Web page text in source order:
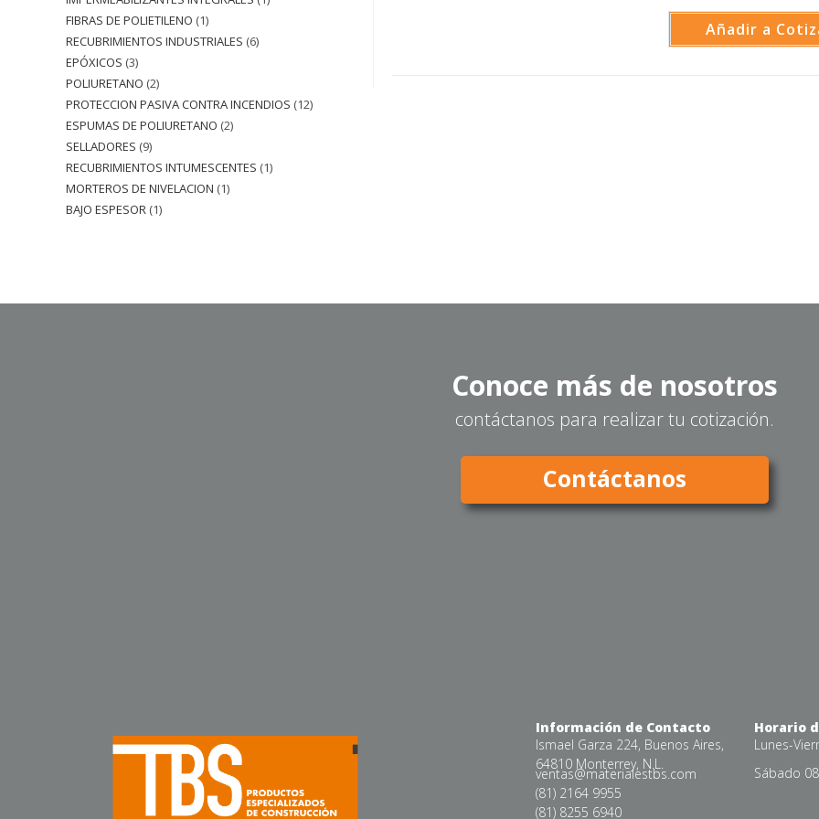
FIBRAS DE POLIETILENO 1
RECUBRIMIENTOS INDUSTRIALES 6
EPÓXICOS 3
POLIURETANO 2
PROTECCION PASIVA CONTRA INCENDIOS 12
ESPUMAS DE POLIURETANO 2
SELLADORES 9
RECUBRIMIENTOS INTUMESCENTES 1
MORTEROS DE NIVELACION 1
BAJO ESPESOR 1
Añadir a
Conoce más de nosotros
contáctanos para realizar tu cotización.
Contáctanos
Información de Contacto
Ismael Garza 224, Buenos Aires,
64810 Monterrey, N.L.
ventas@materialestbs.com
(81) 2164 9955
(81) 8255 6940
Horario
Lunes-
Sábado